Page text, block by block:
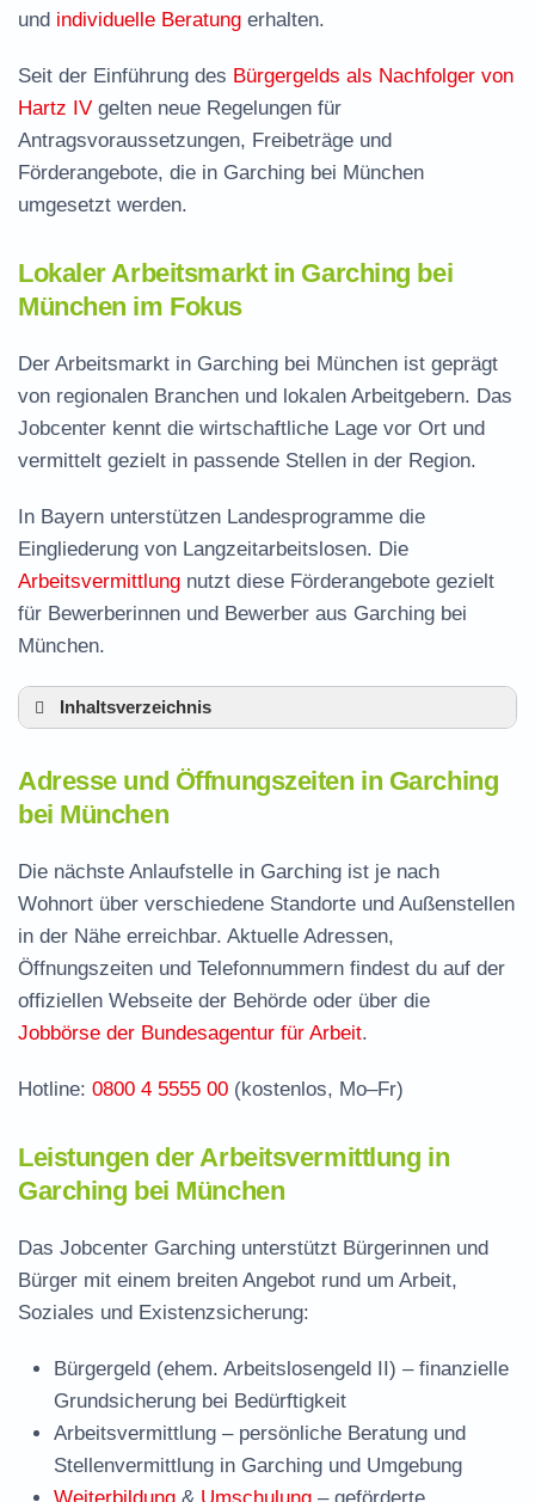
und individuelle Beratung erhalten.
Seit der Einführung des Bürgergelds als Nachfolger von
Hartz IV gelten neue Regelungen für
Antragsvoraussetzungen, Freibeträge und
Förderangebote, die in Garching bei München
umgesetzt werden.
Lokaler Arbeitsmarkt in Garching bei
München im Fokus
Der Arbeitsmarkt in Garching bei München ist geprägt
von regionalen Branchen und lokalen Arbeitgebern. Das
Jobcenter kennt die wirtschaftliche Lage vor Ort und
vermittelt gezielt in passende Stellen in der Region.
In Bayern unterstützen Landesprogramme die
Eingliederung von Langzeitarbeitslosen. Die
Arbeitsvermittlung nutzt diese Förderangebote gezielt
für Bewerberinnen und Bewerber aus Garching bei
München.
Inhaltsverzeichnis
Leistungen der Arbeitsvermittlung in Garching
Jobcenter München – zuständige Stelle
Häufige Fragen rund ums Jobcenter
Adresse und Öffnungszeiten in Garching
bei München
Die nächste Anlaufstelle in Garching ist je nach
Wohnort über verschiedene Standorte und Außenstellen
in der Nähe erreichbar. Aktuelle Adressen,
Öffnungszeiten und Telefonnummern findest du auf der
offiziellen Webseite der Behörde oder über die
Jobbörse der Bundesagentur für Arbeit.
Hotline: 0800 4 5555 00 (kostenlos, Mo–Fr)
Leistungen der Arbeitsvermittlung in
Garching bei München
Das Jobcenter Garching unterstützt Bürgerinnen und
Bürger mit einem breiten Angebot rund um Arbeit,
Soziales und Existenzsicherung:
Bürgergeld (ehem. Arbeitslosengeld II) – finanzielle
Grundsicherung bei Bedürftigkeit
Arbeitsvermittlung – persönliche Beratung und
Stellenvermittlung in Garching und Umgebung